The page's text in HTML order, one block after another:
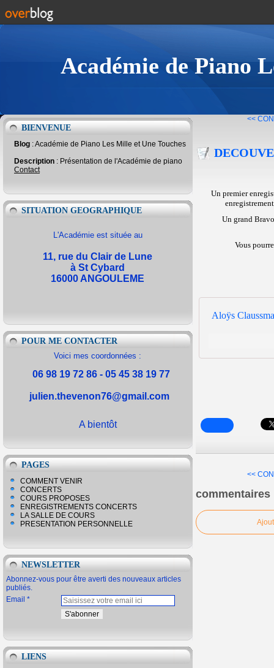
Académie de Piano
BIENVENUE
Blog : Académie de Piano Les Mille et Une Touches
Description : Présentation de l'Académie de piano
Contact
SITUATION GEOGRAPHIQUE
L'Académie est située au
11, rue du Clair de Lune
à St Cybard
16000 ANGOULEME
POUR ME CONTACTER
Voici mes coordonnées :
06 98 19 72 86 - 05 45 38 19 77
julien.thevenon76@gmail.com
A bientôt
PAGES
COMMENT VENIR
CONCERTS
COURS PROPOSES
ENREGISTREMENTS CONCERTS
LA SALLE DE COURS
PRESENTATION PERSONNELLE
NEWSLETTER
Abonnez-vous pour être averti des nouveaux articles
publiés.
Email
LIENS
<<
Un premier
Un grand
Vous
<<
commentaires